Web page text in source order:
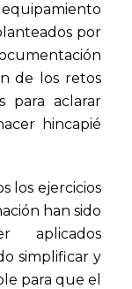
por
de los retos
para aclarar
hincapié
los ejercicios
han sido
aplicados
simplificar y
para que el